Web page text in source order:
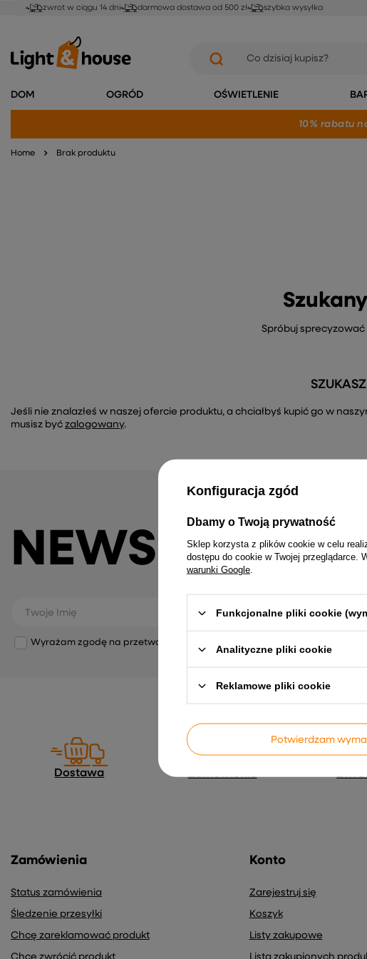
zwrot w ciągu 14 dni darmowa dostawa od 500 zł szybka wysyłka
DOM OGRÓD OŚWIETLENIE
10% rabatu
Home Brak produktu
Spróbuj sprecyzować
Jeśli nie znalazłeś w naszej ofercie produktu, a chciałbyś kupić go w
musisz być zalogowany.
NEWSLETTER
Twoje Imię
Wyrażam zgodę na przetwarzanie moich danych osobowych (adres e-
Dostawa Zamówienie
Zamówienia
Status zamówienia
Śledzenie przesyłki
Chcę zareklamować produkt
Chcę zwrócić produkt
Konto
Zarejestruj się
Koszyk
Listy zakupowe
Lista zakupionych
Konfiguracja zgód
Dbamy o Twoją prywatność
Sklep korzysta z plików cookie w celu
dostępu do cookie w Twojej przeglądarce.
warunki Google
Funkcjonalne pliki cookie
Analityczne pliki cookie
Reklamowe pliki cookie
Potwierdzam